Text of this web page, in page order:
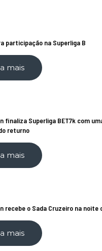
participação na Superliga B
mais
finaliza Superliga BET7k com
returno
mais
recebe o Sada Cruzeiro na
mais